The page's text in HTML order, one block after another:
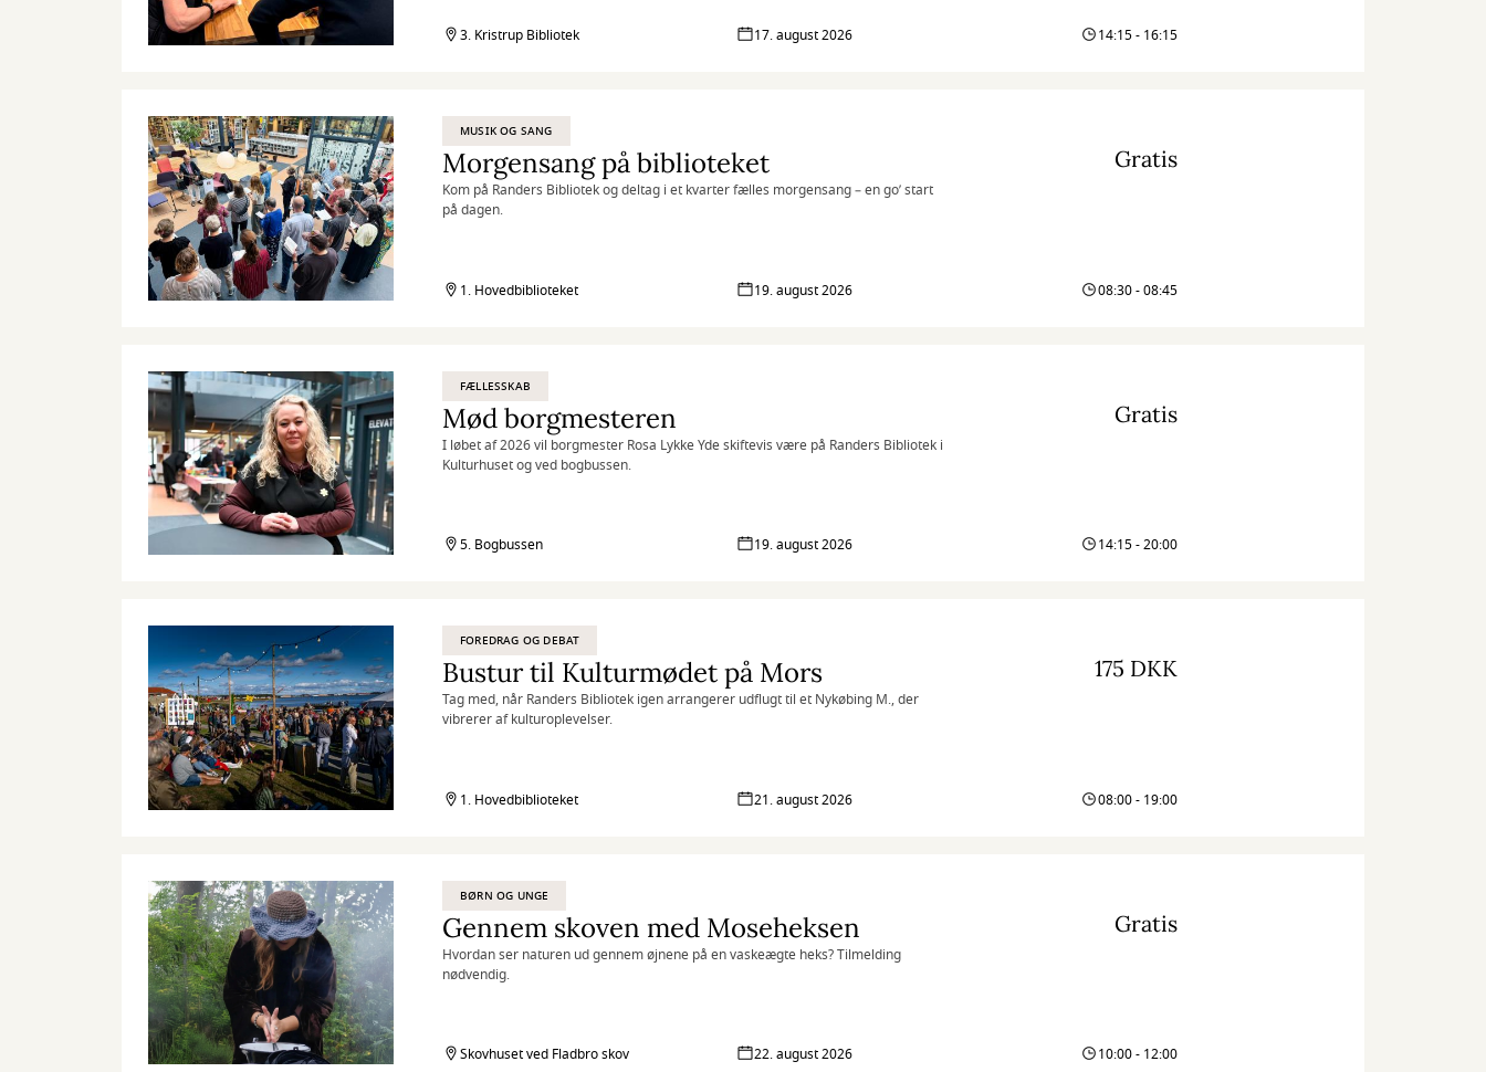
3. Kristrup Bibliotek 17. august 2026 14:15 - 16:15
MUSIK OG SANG
Morgensang på biblioteket
Kom på Randers Bibliotek og deltag i et kvarter fælles morgensang – en go’ start
på dagen.
Gratis
1. Hovedbiblioteket 19. august 2026 08:30 - 08:45
FÆLLESSKAB
Mød borgmesteren
I løbet af 2026 vil borgmester Rosa Lykke Yde skiftevis være på Randers Bibliotek i
Kulturhuset og ved bogbussen.
Gratis
5. Bogbussen 19. august 2026 14:15 - 20:00
FOREDRAG OG DEBAT
Bustur til Kulturmødet på Mors
Tag med, når Randers Bibliotek igen arrangerer udflugt til et Nykøbing M., der
vibrerer af kulturoplevelser.
175 DKK
1. Hovedbiblioteket 21. august 2026 08:00 - 19:00
BØRN OG UNGE
Gennem skoven med Moseheksen
Hvordan ser naturen ud gennem øjnene på en vaskeægte heks? Tilmelding
nødvendig.
Gratis
Skovhuset ved Fladbro skov 22. august 2026 10:00 - 12:00